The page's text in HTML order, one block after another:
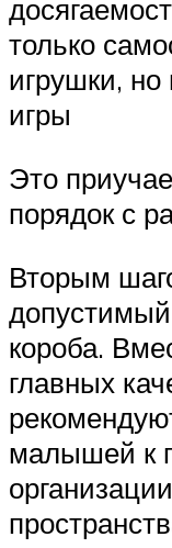
только
игрушки,
игры
Это
порядок с
Вторым
короба.
главных
малышей к